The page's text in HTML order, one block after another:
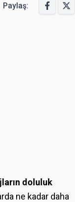
Paylaş:
doluluk
ne kadar daha